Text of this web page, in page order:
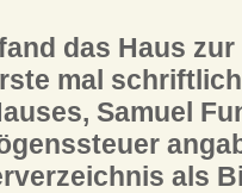
das Haus
mal
Samuel
als